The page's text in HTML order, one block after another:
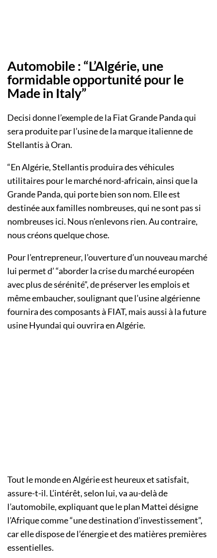
Automobile : “L’Algérie, une
formidable opportunité pour le
Made in Italy”
Decisi donne l’exemple de la Fiat Grande Panda qui
sera produite par l’usine de la marque italienne de
Stellantis à Oran.
“En Algérie, Stellantis produira des véhicules
utilitaires pour le marché nord-africain, ainsi que la
Grande Panda, qui porte bien son nom. Elle est
destinée aux familles nombreuses, qui ne sont pas si
nombreuses ici. Nous n’enlevons rien. Au contraire,
nous créons quelque chose.
Pour l’entrepreneur, l’ouverture d’un nouveau marché
lui permet d’ “aborder la crise du marché européen
avec plus de sérénité”, de préserver les emplois et
même embaucher, soulignant que l’usine algérienne
fournira des composants à FIAT, mais aussi à la future
usine Hyundai qui ouvrira en Algérie.
Tout le monde en Algérie est heureux et satisfait,
assure-t-il. L’intérêt, selon lui, va au-delà de
l’automobile, expliquant que le plan Mattei désigne
l’Afrique comme “une destination d’investissement”,
car elle dispose de l’énergie et des matières premières
essentielles.